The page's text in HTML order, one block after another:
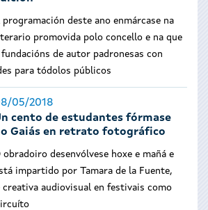
programación deste ano enmárcase na
promovida polo concello e na que
de autor padronesas con
para tódolos públicos
05/2018
cento de estudantes fórmase
Gaiás en retrato fotográfico
obradoiro desenvólvese hoxe e mañá e
impartido por Tamara de la Fuente,
audiovisual en festivais como